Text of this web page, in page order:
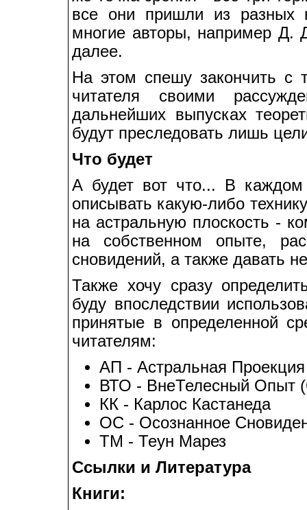
все они пришли из разных
многие авторы, например Д.
далее.
На этом спешу закончить с
читателя своими
дальнейших выпусках
будут преследовать лишь
Что будет
А будет вот что... В каждом
описывать какую-либо
на астральную плоскость -
на собственном опыте,
сновидений, а также давать
Также хочу сразу
буду впоследствии
принятые в определенной
читателям:
АП - Астральная
ВТО - ВнеТелесный Опыт
КК - Карлос Кастанеда
ОС - Осознанное
ТМ - Теун Марез
Ссылки и Литература
Книги: